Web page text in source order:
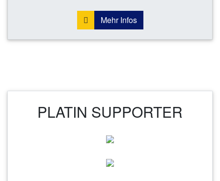
Mehr Infos
PLATIN SUPPORTER